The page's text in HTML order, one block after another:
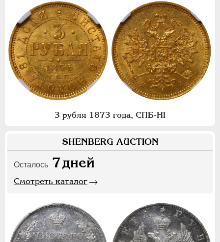
3 рубля 1873 года, СПБ-НI
SHENBERG AUCTION
Осталось 7дней
Смотреть каталог